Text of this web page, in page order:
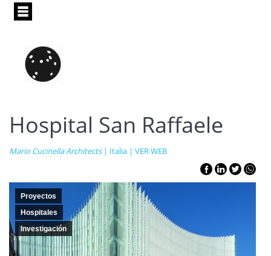
Pasar
principal
Hospital San Raffaele
Mario Cucinella Architects| Italia | VER WEB
Proyectos
Hospitales
Investigación